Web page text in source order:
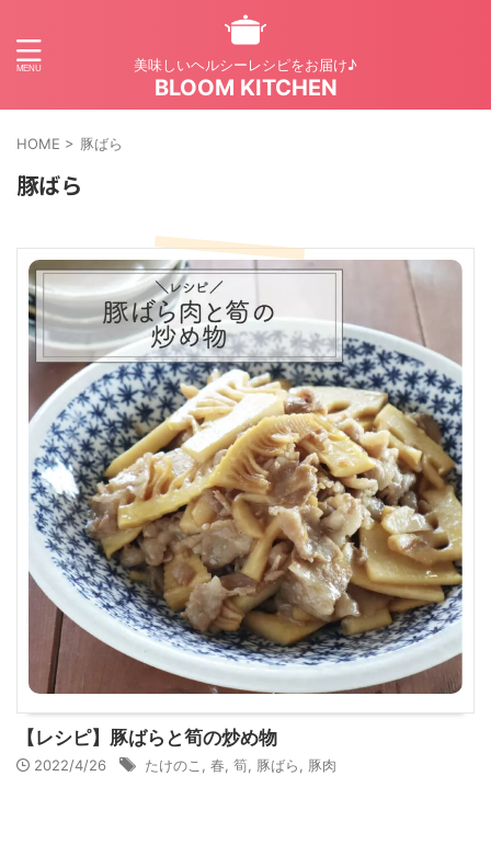
美味しいヘルシーレシピをお届け♪
BLOOM KITCHEN
HOME > 豚ばら
豚ばら
【レシピ】豚ばらと筍の炒め物
2022/4/26 たけのこ 春 筍 豚ばら 豚肉